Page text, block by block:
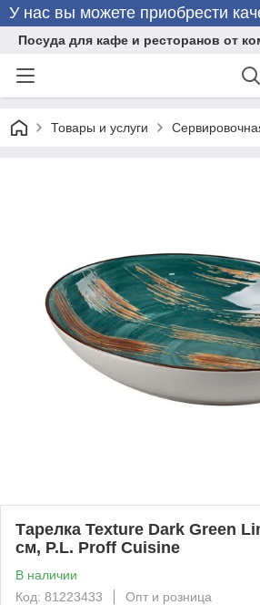
У нас вы можете приобрести
Посуда для кафе и ресторанов от
Товары и услуги
Тарелка Texture Dark Green
см, P.L. Proff Cuisine
В наличии
Код: 81223433
Опт и розница